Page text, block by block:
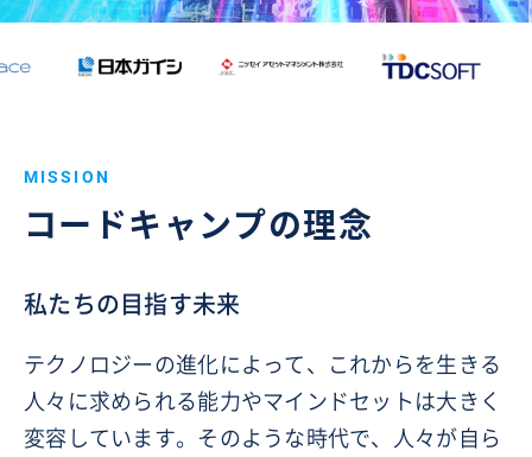
MISSION
コードキャンプの理念
私たちの目指す未来
テクノロジーの進化によって、これからを生きる
人々に求められる能力やマインドセットは大きく
変容しています。そのような時代で、人々が自ら